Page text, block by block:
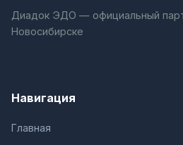
Диадок ЭДО — официальный
Новосибирске
Навигация
Главная